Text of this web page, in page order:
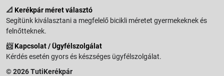
📐 Kerékpár méret választó
Segítünk kiválasztani a megfelelő bicikli méretet gyermekeknek és
felnőtteknek.
📨Kapcsolat / Ügyfélszolgálat
Kérdés esetén gyors és készséges ügyfélszolgálat.
© 2026 TutiKerékpár